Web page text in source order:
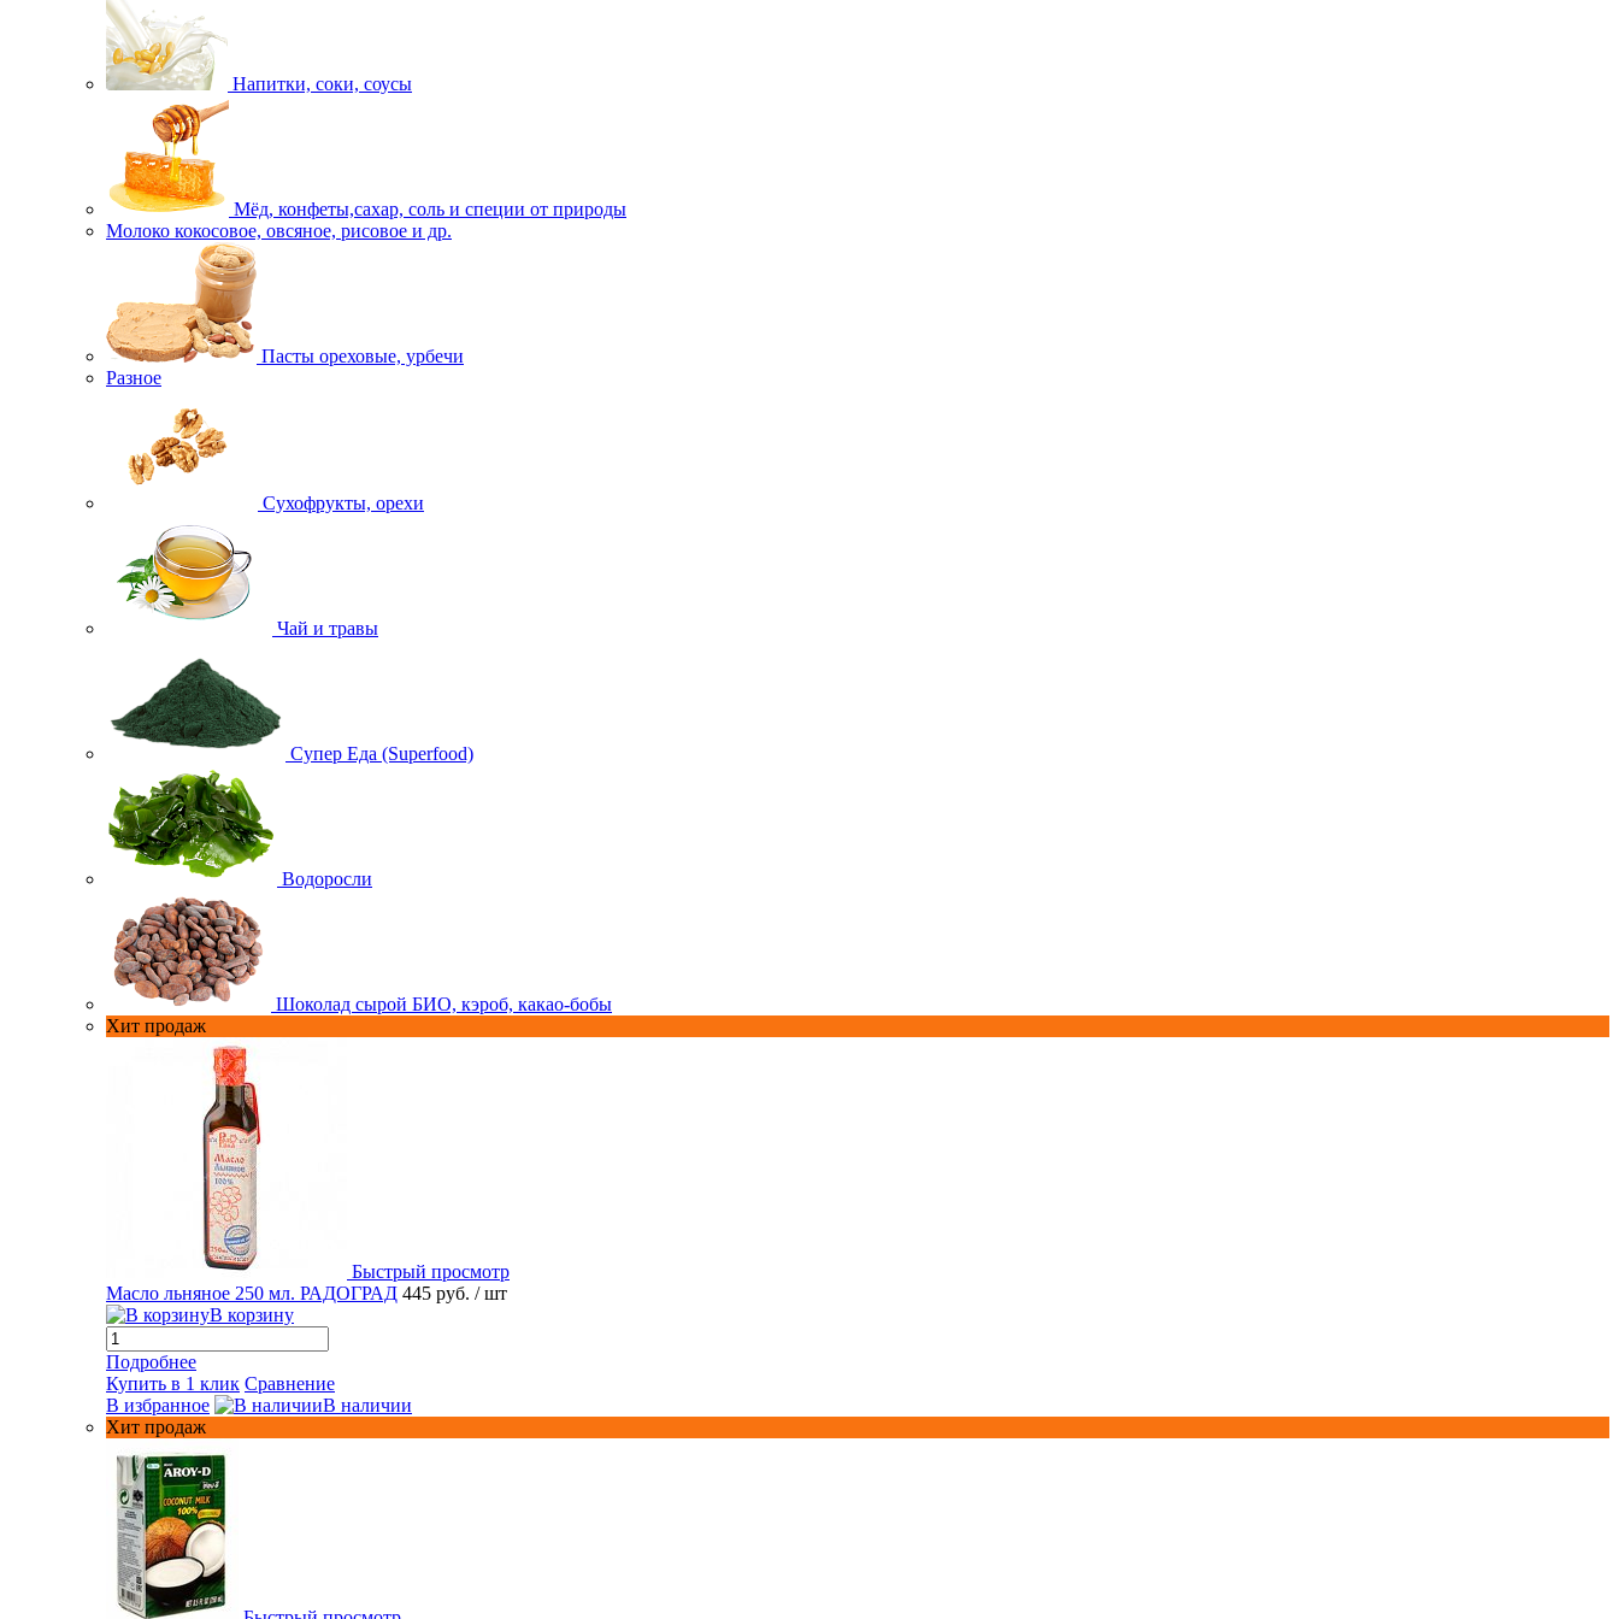
Напитки, соки, соусы
Мёд, конфеты,сахар, соль и специи от природы
Молоко кокосовое, овсяное, рисовое и др.
Пасты ореховые, урбечи
Разное
Сухофрукты, орехи
Чай и травы
Супер Еда (Superfood)
Водоросли
Шоколад сырой БИО, кэроб, какао-бобы
Хит продаж
Быстрый просмотр
Масло льняное 250 мл. РАДОГРАД 445 руб. / шт
В корзину
Подробнее
Купить в 1 клик Сравнение
В избранное
В наличии
Хит продаж